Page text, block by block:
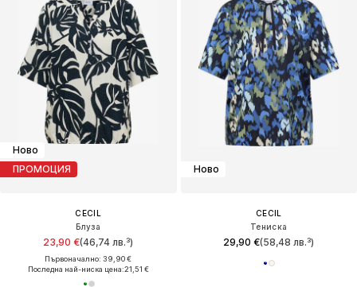
Ново
ПРОМОЦИЯ
CECIL
Блуза
23,90 €(46,74 лв.³)
Първоначално: 39,90 €
Последна най-ниска цена:21,51 €
Ново
CECIL
Тениска
29,90 €(58,48 лв.³)